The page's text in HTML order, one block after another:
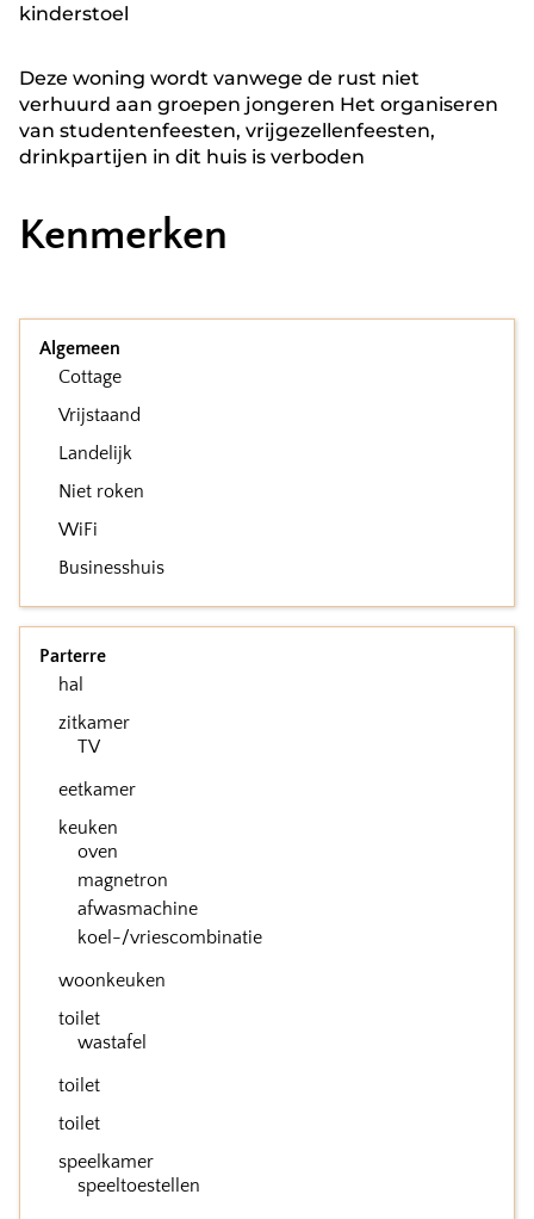
kinderstoel
Deze woning wordt vanwege de rust niet
verhuurd aan groepen jongeren Het organiseren
van studentenfeesten, vrijgezellenfeesten,
drinkpartijen in dit huis is verboden
Kenmerken
Algemeen
Cottage
Vrijstaand
Landelijk
Niet roken
WiFi
Businesshuis
Parterre
hal
zitkamer
TV
eetkamer
keuken
oven
magnetron
afwasmachine
koel-/vriescombinatie
woonkeuken
toilet
wastafel
toilet
toilet
speelkamer
speeltoestellen